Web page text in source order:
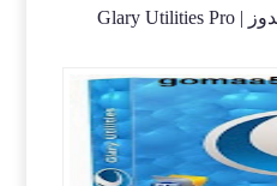
برنامج صيانة وتسريع الويندوز | Glary Utilities Pro